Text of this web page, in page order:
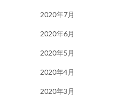
2020年7月
2020年6月
2020年5月
2020年4月
2020年3月